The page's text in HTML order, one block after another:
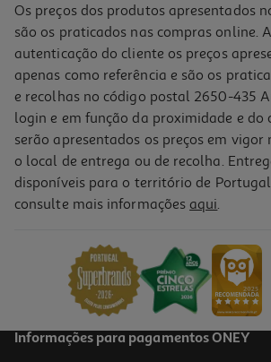
Cabo Micro Usb Qilive 1.2m Preto
Os preços dos produtos apresentados
são os praticados nas compras online.
autenticação do cliente os preços
apenas como referência e são os
e recolhas no código postal 2650-435
login e em função da proximidade e do
serão apresentados os preços em vigor
o local de entrega ou de recolha.
disponíveis para o território de
consulte mais informações aqui.
Informações para pagamentos ONEY